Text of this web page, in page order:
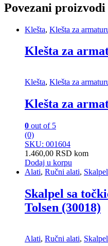
Povezani proizvodi
Klešta, Klešta za
Klešta za
Klešta, Klešta za
Klešta za
0 out of 5
(0)
SKU: 001604
1.460,00 RSD kom
Dodaj u korpu
Alati, Ručni alati,
Skalpel sa
Tolsen (30018)
Alati, Ručni alati,